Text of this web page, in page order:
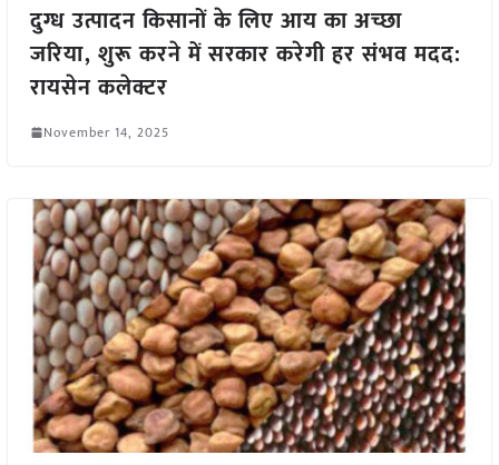
दुग्ध उत्पादन किसानों के लिए आय का अच्छा
जरिया, शुरू करने में सरकार करेगी हर संभव मदद:
रायसेन कलेक्टर
November 14, 2025